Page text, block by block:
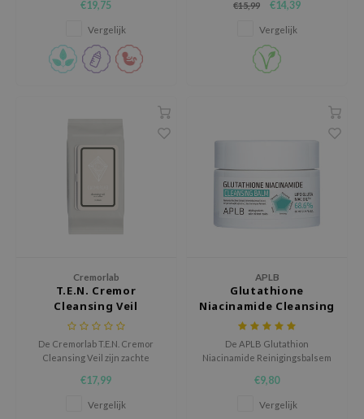
Day's You
exfoliëring combineert met
€19,75
Vergelijk
groene thee.
€15,99 €14,39
Vergelijk
Cremorlab
T.E.N. Cremor
Cleansing Veil
De Cremorlab T.E.N. Cremor
Cleansing Veil zijn zachte
vuil en onzuiverheden
ze de huid hydrateren.
€17,99
Vergelijk
APLB
Glutathione
Niacinamide Cleansing
Balm
De APLB Glutathion
Niacinamide Reinigingsbalsem
revitaliseert de gevoelige huid
formule.
€9,80
Vergelijk